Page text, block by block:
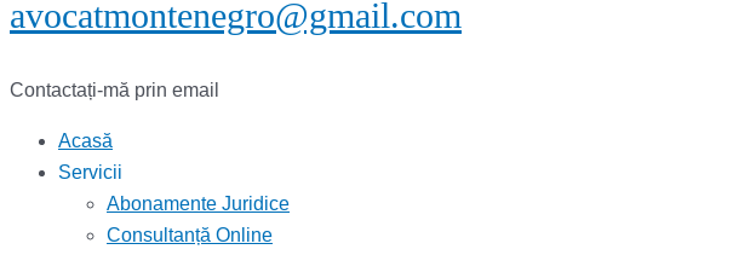
avocatmontenegro@gmail.com
Contactați-mă prin email
Acasă
Servicii
Abonamente Juridice
Consultanță Online